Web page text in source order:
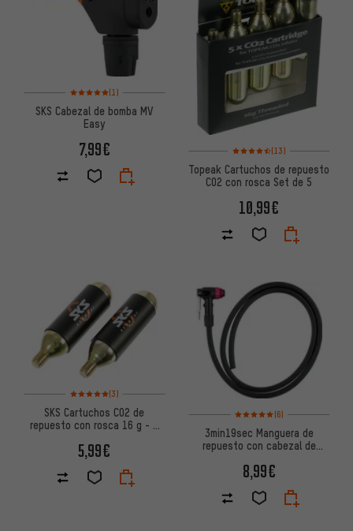
Valoración media: 5 de 5 basada en 1 reseñas
(1)
SKS Cabezal de bomba MV
Easy
7,99€ Valoración media: 4,5 de 5
(13)
Topeak Cartuchos de repuesto
CO2 con rosca Set de 5
10,99€
Valoración media: 5 de 5 basada en 3 reseñas
(3)
SKS Cartuchos CO2 de
repuesto con rosca 16 g - 2
5,99€
Valoración media: 5 de 5
(6)
3min19sec Manguera de
repuesto con cabezal de
aluminio
8,99€